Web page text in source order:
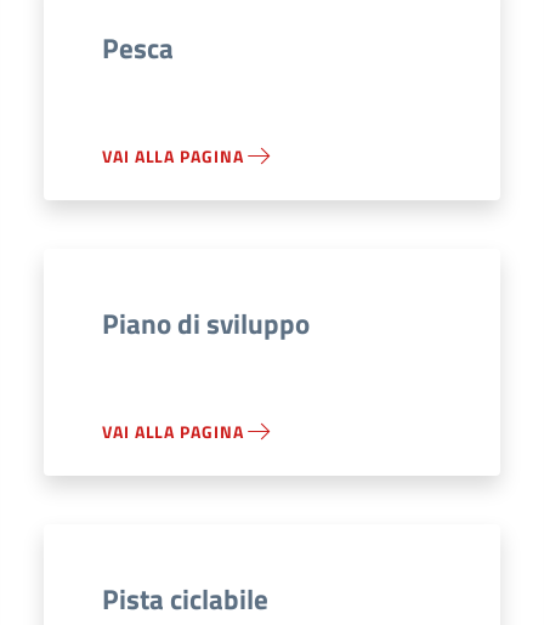
Pesca
VAI ALLA PAGINA
Piano di sviluppo
VAI ALLA PAGINA
Pista ciclabile